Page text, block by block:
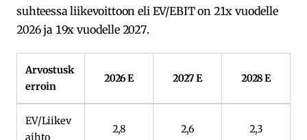
suhteessa liikevoittoon eli EV/EBIT on 21x vuodelle
2026 ja 19x vuodelle 2027.
Arvostusk
erroin
2026 E 2027 E 2028 E
EV/Liikev
aihto
2,8 2,6 2,3